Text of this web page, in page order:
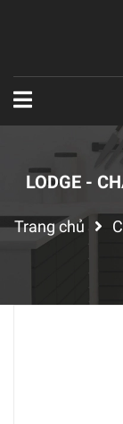
LODGE -
Trang chủ